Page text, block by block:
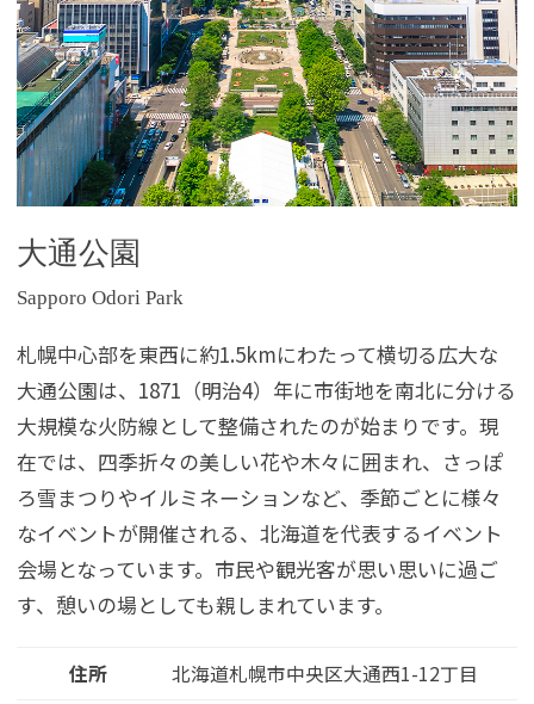
大通公園
Sapporo Odori Park
札幌中心部を東西に約1.5kmにわたって横切る広大な
大通公園は、1871（明治4）年に市街地を南北に分ける
大規模な火防線として整備されたのが始まりです。現
在では、四季折々の美しい花や木々に囲まれ、さっぽ
ろ雪まつりやイルミネーションなど、季節ごとに様々
なイベントが開催される、北海道を代表するイベント
会場となっています。市民や観光客が思い思いに過ご
す、憩いの場としても親しまれています。
住所 北海道札幌市中央区大通西1-12丁目